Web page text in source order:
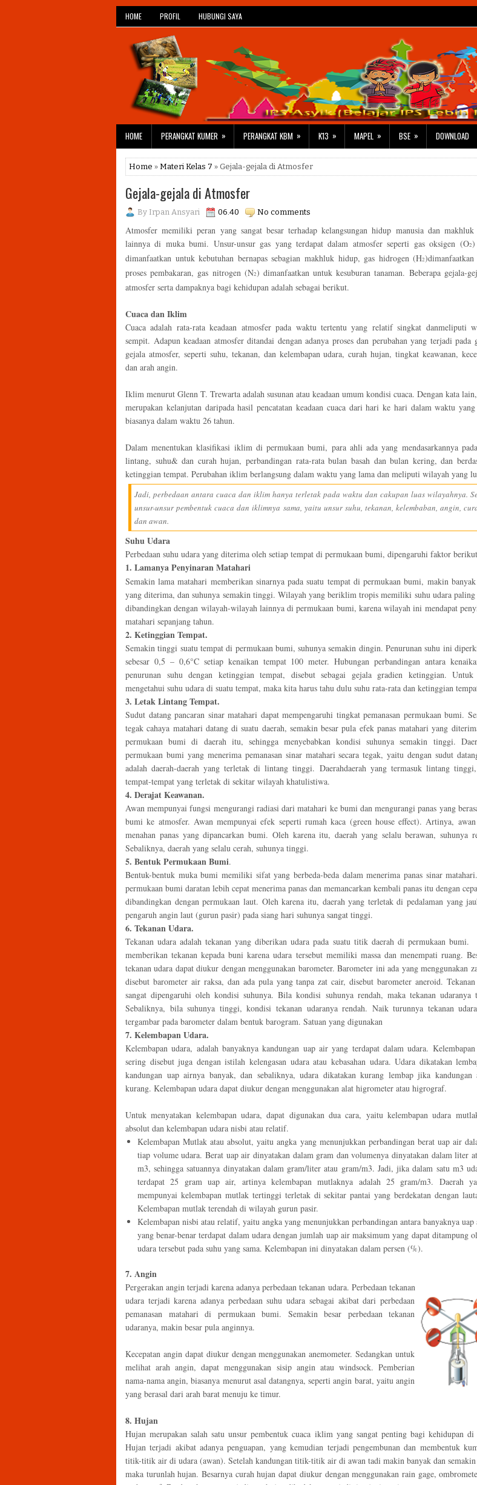
HOME PROFIL HUBUNGI SAYA
HOME PERANGKAT KUMER » PERANGKAT KBM » K13 » MAPEL » BSE » DOWNLOAD
Home » Materi Kelas 7 » Gejala-gejala di Atmosfer
Gejala-gejala di Atmosfer
By Irpan Ansyari 06.40 No comments
Atmosfer memiliki peran yang sangat besar terhadap kelangsungan hidup manusia dan
lainnya di muka bumi. Unsur-unsur gas yang terdapat dalam atmosfer seperti gas oksigen (O2)
dimanfaatkan untuk kebutuhan bernapas sebagian makhluk hidup, gas hidrogen (H2
proses pembakaran, gas nitrogen (N2) dimanfaatkan untuk kesuburan tanaman. Beberapa gejala-
atmosfer serta dampaknya bagi kehidupan adalah sebagai berikut.
Cuaca dan Iklim
Cuaca adalah rata-rata keadaan atmosfer pada waktu tertentu yang relatif singkat danmeliputi
sempit. Adapun keadaan atmosfer ditandai dengan adanya proses dan perubahan yang terjadi pada
gejala atmosfer, seperti suhu, tekanan, dan kelembapan udara, curah hujan, tingkat keawanan,
dan arah angin.
Iklim menurut Glenn T. Trewarta adalah susunan atau keadaan umum kondisi cuaca. Dengan kata
merupakan kelanjutan daripada hasil pencatatan keadaan cuaca dari hari ke hari dalam waktu
biasanya dalam waktu 26 tahun.
Dalam menentukan klasifikasi iklim di permukaan bumi, para ahli ada yang mendasarkannya
lintang, suhu& dan curah hujan, perbandingan rata-rata bulan basah dan bulan kering, dan
ketinggian tempat. Perubahan iklim berlangsung dalam waktu yang lama dan meliputi wilayah yang
Jadi, perbedaan antara cuaca dan iklim hanya terletak pada waktu dan cakupan luas wilayahnya.
unsur-unsur pembentuk cuaca dan iklimnya sama, yaitu unsur suhu, tekanan, kelembaban, angin,
dan awan.
Suhu Udara
Perbedaan suhu udara yang diterima oleh setiap tempat di permukaan bumi, dipengaruhi faktor
1. Lamanya Penyinaran Matahari
Semakin lama matahari memberikan sinarnya pada suatu tempat di permukaan bumi, makin banyak
yang diterima, dan suhunya semakin tinggi. Wilayah yang beriklim tropis memiliki suhu udara
dibandingkan dengan wilayah-wilayah lainnya di permukaan bumi, karena wilayah ini mendapat
matahari sepanjang tahun.
2. Ketinggian Tempat.
Semakin tinggi suatu tempat di permukaan bumi, suhunya semakin dingin. Penurunan suhu ini
sebesar 0,5 – 0,6°C setiap kenaikan tempat 100 meter. Hubungan perbandingan antara
penurunan suhu dengan ketinggian tempat, disebut sebagai gejala gradien ketinggian. Untuk
mengetahui suhu udara di suatu tempat, maka kita harus tahu dulu suhu rata-rata dan ketinggian
3. Letak Lintang Tempat.
Sudut datang pancaran sinar matahari dapat mempengaruhi tingkat pemanasan permukaan bumi.
tegak cahaya matahari datang di suatu daerah, semakin besar pula efek panas matahari yang
permukaan bumi di daerah itu, sehingga menyebabkan kondisi suhunya semakin tinggi.
permukaan bumi yang menerima pemanasan sinar matahari secara tegak, yaitu dengan sudut
adalah daerah-daerah yang terletak di lintang tinggi. Daerahdaerah yang termasuk lintang
tempat-tempat yang terletak di sekitar wilayah khatulistiwa.
4. Derajat Keawanan.
Awan mempunyai fungsi mengurangi radiasi dari matahari ke bumi dan mengurangi panas yang
bumi ke atmosfer. Awan mempunyai efek seperti rumah kaca (green house effect). Artinya,
menahan panas yang dipancarkan bumi. Oleh karena itu, daerah yang selalu berawan, suhunya
Sebaliknya, daerah yang selalu cerah, suhunya tinggi.
5. Bentuk Permukaan Bumi.
Bentuk-bentuk muka bumi memiliki sifat yang berbeda-beda dalam menerima panas sinar
permukaan bumi daratan lebih cepat menerima panas dan memancarkan kembali panas itu dengan
dibandingkan dengan permukaan laut. Oleh karena itu, daerah yang terletak di pedalaman yang
pengaruh angin laut (gurun pasir) pada siang hari suhunya sangat tinggi.
6. Tekanan Udara.
Tekanan udara adalah tekanan yang diberikan udara pada suatu titik daerah di permukaan bumi.
memberikan tekanan kepada buni karena udara tersebut memiliki massa dan menempati ruang.
tekanan udara dapat diukur dengan menggunakan barometer. Barometer ini ada yang menggunakan
disebut barometer air raksa, dan ada pula yang tanpa zat cair, disebut barometer aneroid.
sangat dipengaruhi oleh kondisi suhunya. Bila kondisi suhunya rendah, maka tekanan udaranya
Sebaliknya, bila suhunya tinggi, kondisi tekanan udaranya rendah. Naik turunnya tekanan
tergambar pada barometer dalam bentuk barogram. Satuan yang digunakan
7. Kelembapan Udara.
Kelembapan udara, adalah banyaknya kandungan uap air yang terdapat dalam udara.
sering disebut juga dengan istilah kelengasan udara atau kebasahan udara. Udara dikatakan
kandungan uap airnya banyak, dan sebaliknya, udara dikatakan kurang lembap jika kandungan
kurang. Kelembapan udara dapat diukur dengan menggunakan alat higrometer atau higrograf.
Untuk menyatakan kelembapan udara, dapat digunakan dua cara, yaitu kelembapan udara
absolut dan kelembapan udara nisbi atau relatif.
Kelembapan Mutlak atau absolut, yaitu angka yang menunjukkan perbandingan berat uap air
tiap volume udara. Berat uap air dinyatakan dalam gram dan volumenya dinyatakan dalam liter
m3, sehingga satuannya dinyatakan dalam gram/liter atau gram/m3. Jadi, jika dalam satu m3
terdapat 25 gram uap air, artinya kelembapan mutlaknya adalah 25 gram/m3. Daerah
mempunyai kelembapan mutlak tertinggi terletak di sekitar pantai yang berdekatan dengan
Kelembapan mutlak terendah di wilayah gurun pasir.
Kelembapan nisbi atau relatif, yaitu angka yang menunjukkan perbandingan antara banyaknya uap
yang benar-benar terdapat dalam udara dengan jumlah uap air maksimum yang dapat ditampung
udara tersebut pada suhu yang sama. Kelembapan ini dinyatakan dalam persen (%).
7. Angin
Pergerakan angin terjadi karena adanya perbedaan tekanan udara. Perbedaan tekanan
udara terjadi karena adanya perbedaan suhu udara sebagai akibat dari perbedaan
pemanasan matahari di permukaan bumi. Semakin besar perbedaan tekanan
udaranya, makin besar pula anginnya.
Kecepatan angin dapat diukur dengan menggunakan anemometer. Sedangkan untuk
melihat arah angin, dapat menggunakan sisip angin atau windsock. Pemberian
nama-nama angin, biasanya menurut asal datangnya, seperti angin barat, yaitu angin
yang berasal dari arah barat menuju ke timur.
8. Hujan
Hujan merupakan salah satu unsur pembentuk cuaca iklim yang sangat penting bagi kehidupan
Hujan terjadi akibat adanya penguapan, yang kemudian terjadi pengembunan dan membentuk
titik-titik air di udara (awan). Setelah kandungan titik-titik air di awan tadi makin banyak dan semakin
maka turunlah hujan. Besarnya curah hujan dapat diukur dengan menggunakan rain gage,